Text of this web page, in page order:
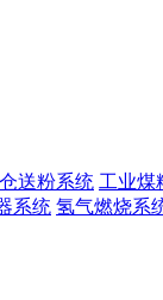
送粉系统 工业煤
系统 氢气燃烧系